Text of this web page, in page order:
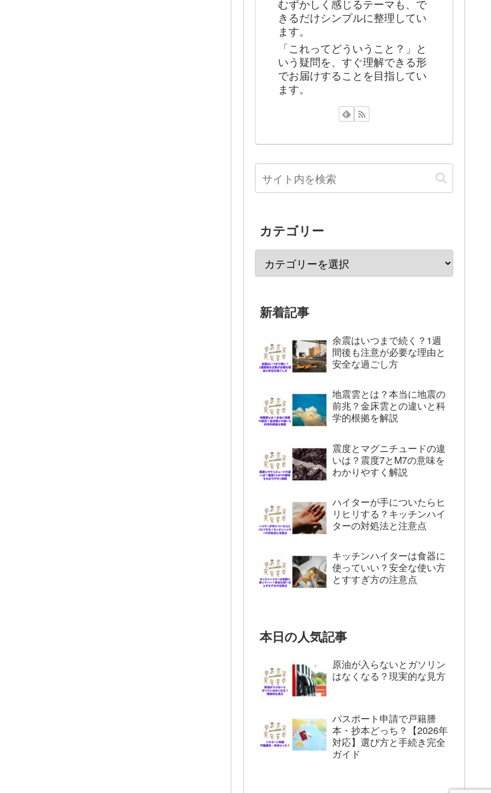
むずかしく感じるテーマも、で
きるだけシンプルに整理してい
ます。
「これってどういうこと？」と
いう疑問を、すぐ理解できる形
でお届けすることを目指してい
ます。
カテゴリー
新着記事
余震はいつまで続く？1週
間後も注意が必要な理由と
安全な過ごし方
地震雲とは？本当に地震の
前兆？金床雲との違いと科
学的根拠を解説
震度とマグニチュードの違
いは？震度7とM7の意味を
わかりやすく解説
ハイターが手についたらヒ
リヒリする？キッチンハイ
ターの対処法と注意点
キッチンハイターは食器に
使っていい？安全な使い方
とすすぎ方の注意点
本日の人気記事
原油が入らないとガソリン
はなくなる？現実的な見方
パスポート申請で戸籍謄
本・抄本どっち？【2026年
対応】選び方と手続き完全
ガイド